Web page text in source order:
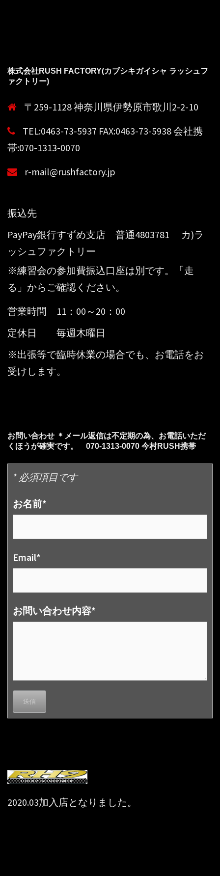
株式会社RUSH FACTORY(カブシキガイシャ ラッシュフ
ァクトリー)
〒259-1128 神奈川県伊勢原市歌川2-2-10
TEL:0463-73-5937 FAX:0463-73-5938 会社携
帯:070-1313-0070
r-mail@rushfactory.jp
振込先
PayPay銀行すずめ支店 普通4803781 カ)ラ
ッシュファクトリー
※練習会の参加費振込口座は別です。「走
る」からご確認ください。
営業時間 11：00～20：00
定休日 毎週木曜日
※出張等で臨時休業の場合でも、お電話をお
受けします。
お問い合わせ ＊メール返信は不定期の為、お電話いただ
くほうが確実です。 070-1313-0070 今村RUSH携帯
* 必須項目です
お名前*
Email*
お問い合わせ内容*
2020.03加入店となりました。